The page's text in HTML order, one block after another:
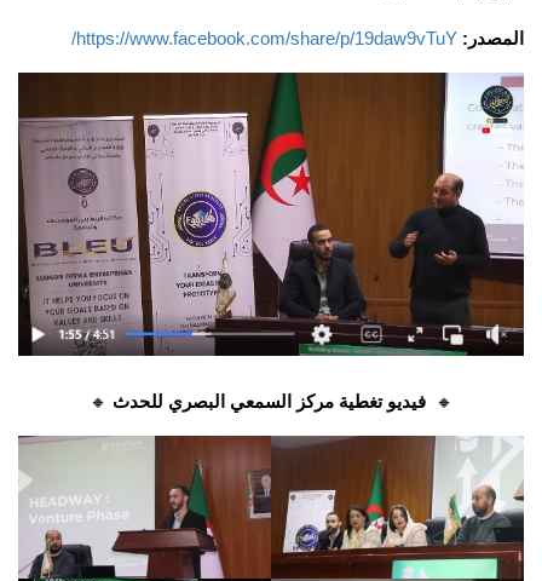
المصدر: https://www.facebook.com/share/p/19daw9vTuY/
🔸فيديو تغطية مركز السمعي البصري للحدث 🔸